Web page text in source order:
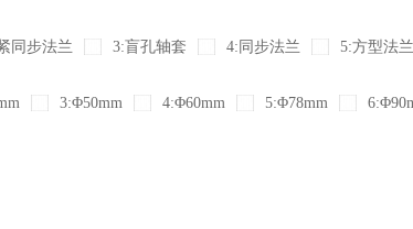
同步法兰 3:盲孔轴套 4:同步法兰 5:方型法兰
3:Φ50mm 4:Φ60mm 5:Φ78mm